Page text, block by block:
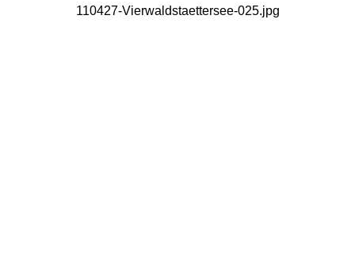
110427-Vierwaldstaettersee-025.jpg